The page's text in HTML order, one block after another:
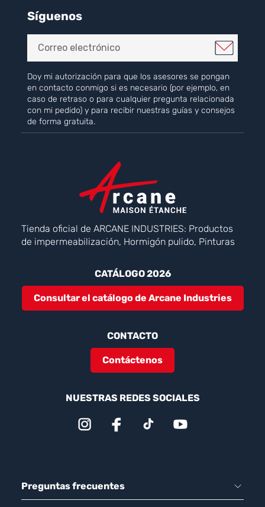
Síguenos
Doy mi autorización para que los asesores se pongan
en contacto conmigo si es necesario (por ejemplo, en
caso de retraso o para cualquier pregunta relacionada
con mi pedido) y para recibir nuestras guías y consejos
de forma gratuita.
Tienda oficial de ARCANE INDUSTRIES: Productos
de impermeabilización, Hormigón pulido, Pinturas
CATÁLOGO 2026
Consultar el catálogo de Arcane Industries
CONTACTO
Contáctenos
NUESTRAS REDES SOCIALES
Preguntas frecuentes